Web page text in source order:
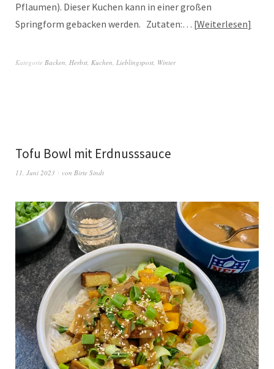
Pflaumen). Dieser Kuchen kann in einer großen
Springform gebacken werden. Zutaten:… Weiterlesen
Kategorie Backen, Herbst, Kuchen, Lieblingspost, Winter
Tofu Bowl mit Erdnusssauce
11. Juni 2023 von Birte Sindt